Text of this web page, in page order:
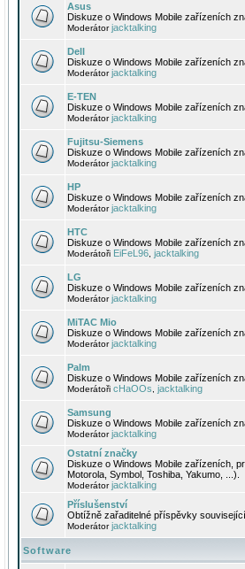
Asus
Diskuze o Windows Mobile zařízeních
Moderátorjacktalking
Dell
Diskuze o Windows Mobile zařízeních
Moderátorjacktalking
E-TEN
Diskuze o Windows Mobile zařízeních
Moderátorjacktalking
Fujitsu-Siemens
Diskuze o Windows Mobile zařízeních
Moderátorjacktalking
HP
Diskuze o Windows Mobile zařízeních
Moderátorjacktalking
HTC
Diskuze o Windows Mobile zařízeních
Moderátoři EiFeL96 jacktalking
LG
Diskuze o Windows Mobile zařízeních
Moderátorjacktalking
MiTAC Mio
Diskuze o Windows Mobile zařízeních
Moderátorjacktalking
Palm
Diskuze o Windows Mobile zařízeních
Moderátoři cHaOOs jacktalking
Samsung
Diskuze o Windows Mobile zařízeních
Moderátorjacktalking
Ostatní značky
Diskuze o Windows Mobile zařízeních,
Motorola, Symbol, Toshiba, Yakumo, ...).
Moderátorjacktalking
Příslušenství
Obtížně zařaditelné příspěvky
Moderátorjacktalking
Software